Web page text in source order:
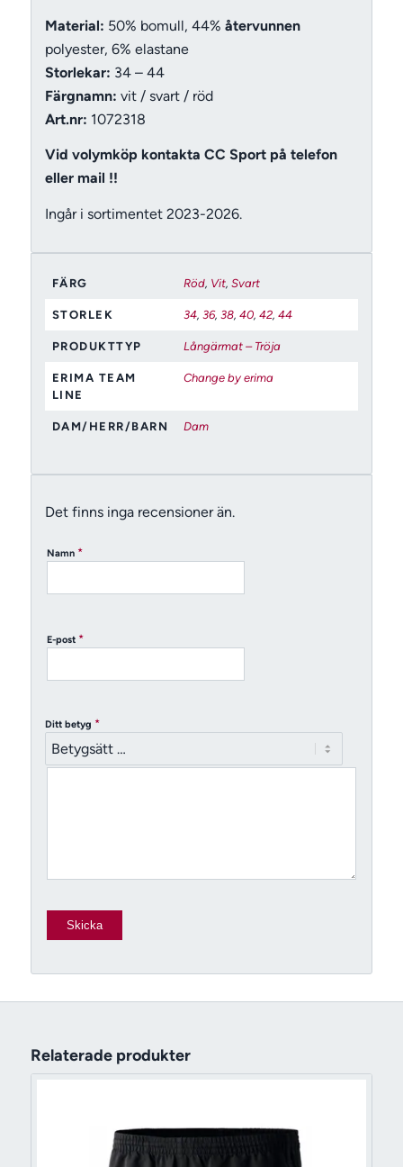
Material: 50% bomull, 44% återvunnen
polyester, 6% elastane
Storlekar: 34 – 44
Färgnamn: vit / svart / röd
Art.nr: 1072318
Vid volymköp kontakta CC Sport på telefon
eller mail !!
Ingår i sortimentet 2023-2026.
FÄRG Röd, Vit, Svart
STORLEK 34, 36, 38, 40, 42, 44
PRODUKTTYP Långärmat – Tröja
ERIMA TEAM
LINE
Change by erima
DAM/HERR/BARN Dam
Det finns inga recensioner än.
Namn *
E-post *
Ditt betyg *
Relaterade produkter